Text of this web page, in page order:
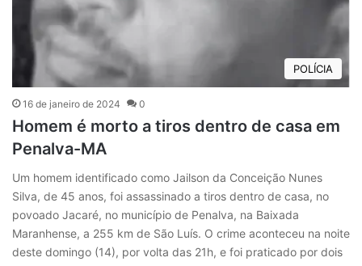
POLÍCIA
16 de janeiro de 2024 0
Homem é morto a tiros dentro de casa em
Penalva-MA
Um homem identificado como Jailson da Conceição Nunes
Silva, de 45 anos, foi assassinado a tiros dentro de casa, no
povoado Jacaré, no município de Penalva, na Baixada
Maranhense, a 255 km de São Luís. O crime aconteceu na noite
deste domingo (14), por volta das 21h, e foi praticado por dois